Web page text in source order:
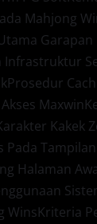
Mahjong
Infrastruktur
Prosedur
Maxwin
Kakek
Pada
Halaman
WinsKriteria